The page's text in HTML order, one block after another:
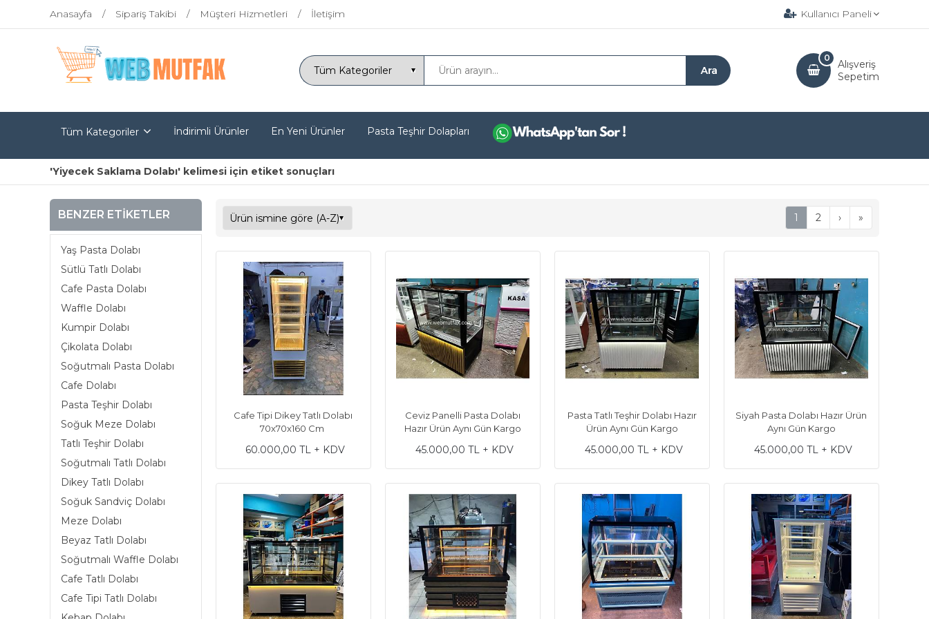
Anasayfa Sipariş Takibi Müşteri Hizmetleri İletişim Kullanıcı Paneli
Alışveriş
Sepetim
0
Tüm Kategoriler İndirimli Ürünler En Yeni Ürünler Pasta Teşhir Dolapları
'Yiyecek Saklama Dolabı' kelimesi için etiket sonuçları
BENZER ETIKETLER
Yaş Pasta Dolabı
Sütlü Tatlı Dolabı
Cafe Pasta Dolabı
Waffle Dolabı
Kumpir Dolabı
Çikolata Dolabı
Soğutmalı Pasta Dolabı
Cafe Dolabı
Pasta Teşhir Dolabı
Soğuk Meze Dolabı
Tatlı Teşhir Dolabı
Soğutmalı Tatlı Dolabı
Dikey Tatlı Dolabı
Soğuk Sandviç Dolabı
Meze Dolabı
Beyaz Tatlı Dolabı
Soğutmalı Waffle Dolabı
Cafe Tatlı Dolabı
Cafe Tipi Tatlı Dolabı
1 2 › »
Cafe Tipi Dikey Tatlı Dolabı
70x70x160 Cm
60.000,00 TL + KDV
Ceviz Panelli Pasta Dolabı
Hazır Ürün Aynı Gün Kargo
45.000,00 TL + KDV
Pasta Tatlı Teşhir Dolabı Hazır
Ürün Aynı Gün Kargo
45.000,00 TL + KDV
Siyah Pasta Dolabı Hazır Ürün
Aynı Gün Kargo
45.000,00 TL + KDV